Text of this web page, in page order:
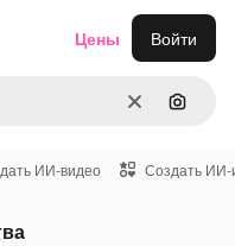
ОчиститьПоиск
Цены Войти
ИИ-видео Создать ИИ-